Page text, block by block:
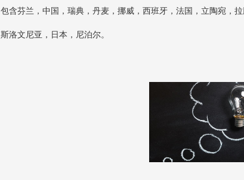
包含芬兰，中国，瑞典，丹麦，挪威，西班牙，法国，立陶宛，
斯洛文尼亚，日本，尼泊尔。